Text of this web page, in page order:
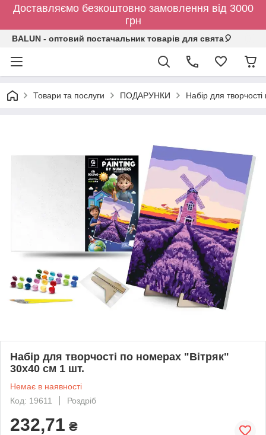
Доставляємо безкоштовно замовлення від 3000
грн
BALUN - оптовий постачальник товарів для свята🎈
Товари та послуги ПОДАРУНКИ Набір для
Набір для творчості по номерах "Вітряк"
30х40 см 1 шт.
Немає в наявності
Код: 19611
Роздріб
232,71 ₴